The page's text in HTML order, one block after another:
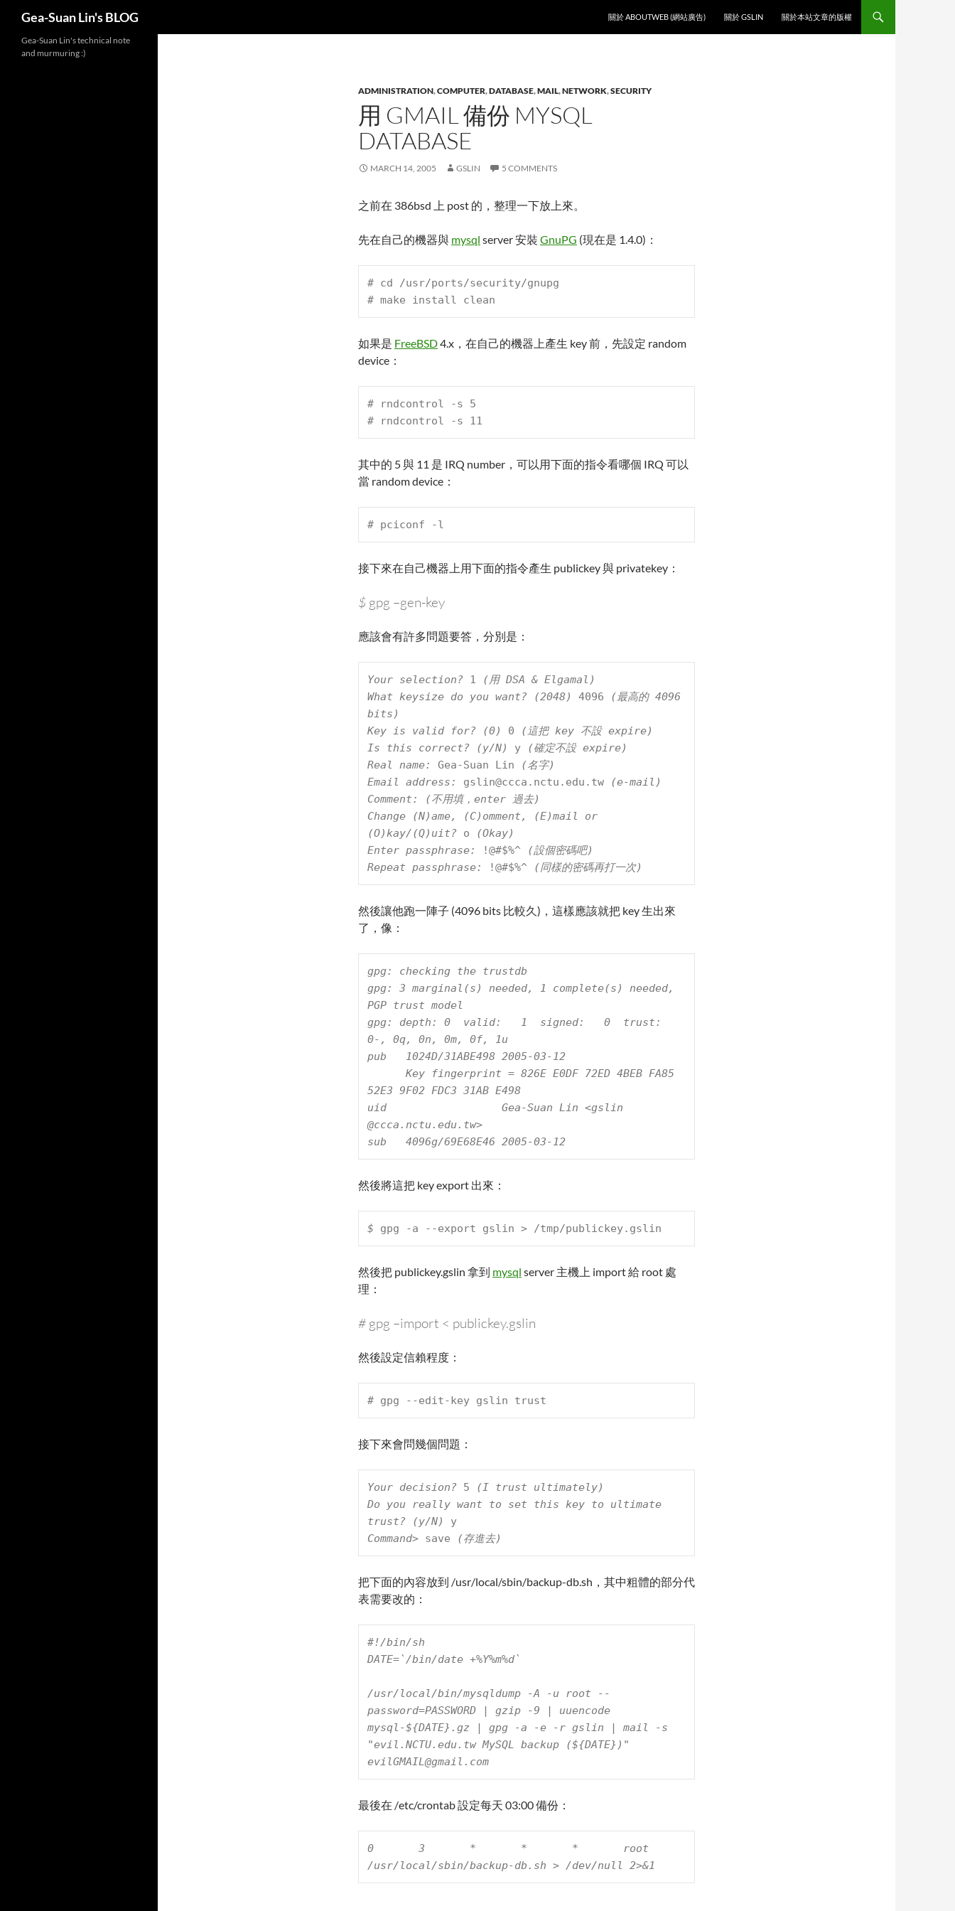
Gea-Suan Lin's BLOG
關於 ABOUTWEB (網站廣告)
關於 GSLIN 關於本站文章的版權
ADMINISTRATION,COMPUTER,DATABASE,MAIL,NETWORK,SECURITY
用 GMAIL 備份 MYSQL
DATABASE
MARCH 14, 2005 GSLIN 5 COMMENTS
之前在 386bsd 上 post 的，整理一下放上來。
先在自己的機器與 mysql server 安裝 GnuPG (現在是 1.4.0)：
# cd /usr/ports/security/gnupg
# make install clean
如果是 FreeBSD4.x，在自己的機器上產生 key 前，先設定 random
device：
#
rndcontrol -s 5
#
rndcontrol -s 11
其中的 5 與 11 是 IRQ number，可以用下面的指令看哪個 IRQ 可以
當 random device：
# pciconf -l
接下來在自己機器上用下面的指令產生 publickey 與 privatekey：
$ gpg –gen-key
應該會有許多問題要答，分別是：
Your selection? 1 (用 DSA & Elgamal)
What keysize do you want? (2048) 4096 (最高的 4096
bits)
Key is valid for? (0) 0 (這把 key 不設 expire)
Is this correct? (y/N) y (確定不設 expire)
Real name: Gea-Suan Lin (名字)
Email address: gslin@ccca.nctu.edu.tw (e-mail)
Comment: (不用填，enter 過去)
Change (N)ame, (C)omment, (E)mail or
(O)kay/(Q)uit? o (Okay)
Enter passphrase:
!@#$%^ (設個密碼吧)
Repeat passphrase:
!@#$%^ (同樣的密碼再打一次)
然後讓他跑一陣子 (4096 bits 比較久)，這樣應該就把 key 生出來
了，像：
gpg: checking the trustdb
gpg: 3 marginal(s) needed, 1 complete(s) needed,
PGP trust model
gpg: depth: 0  valid:   1  signed:   0  trust:
0-, 0q, 0n, 0m, 0f, 1u
pub   1024D/31ABE498 2005-03-12
52E3 9F02 FDC3 31AB E498
uid                  Gea-Suan Lin <gslin
@ccca.nctu.edu.tw>
sub   4096g/69E68E46 2005-03-12
然後將這把 key export 出來：
$ gpg -a --export gslin > /tmp/publickey.gslin
然後把 publickey.gslin 拿到 mysql server 主機上 import 給 root 處
理：
# gpg –import < publickey.gslin
然後設定信賴程度：
# gpg --edit-key gslin trust
接下來會問幾個問題：
Your decision? 5 (I trust ultimately)
Do you really want to set this key to ultimate
trust? (y/N) y
Command> save (存進去)
把下面的內容放到 /usr/local/sbin/backup-db.sh，其中粗體的部分代
表需要改的：
#!/bin/sh
DATE=`/bin/date +%Y%m%d`
/usr/local/bin/mysqldump -A -u root --
password=PASSWORD | gzip -9 | uuencode
mysql-${DATE}.gz | gpg -a -e -r gslin | mail -s
"evil.NCTU.edu.tw
evilGMAIL@gmail.com
最後在 /etc/crontab 設定每天 03:00 備份：
0       3       *       *       *       root
/usr/local/sbin/backup-db.sh > /dev/null 2>&1
Gea-Suan Lin's technical note
and murmuring :)